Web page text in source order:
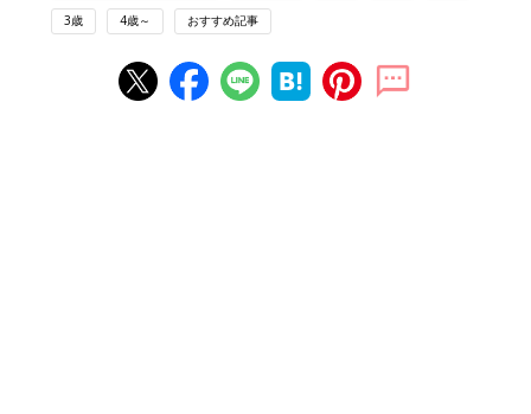
3歳 4歳～ おすすめ記事